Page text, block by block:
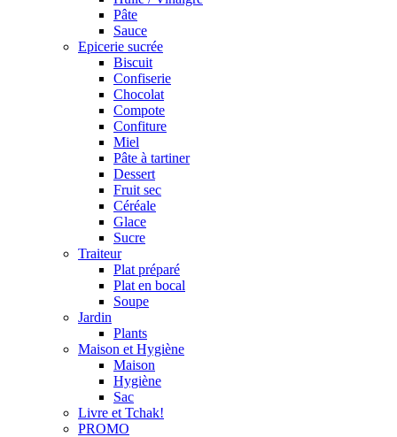
Pâte
Sauce
Epicerie sucrée
Biscuit
Confiserie
Chocolat
Compote
Confiture
Miel
Pâte à tartiner
Dessert
Fruit sec
Céréale
Glace
Sucre
Traiteur
Plat préparé
Plat en bocal
Soupe
Jardin
Plants
Maison et Hygiène
Maison
Hygiène
Sac
Livre et Tchak!
PROMO